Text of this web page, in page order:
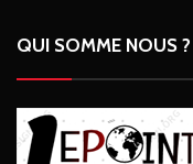
QUI SOMME NOUS ?